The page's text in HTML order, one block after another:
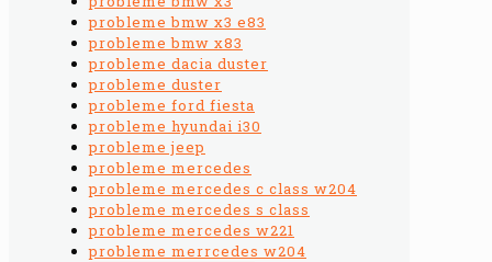
probleme bmw x3 e83
probleme bmw x83
probleme dacia duster
probleme duster
probleme ford fiesta
probleme hyundai i30
probleme jeep
probleme mercedes
probleme mercedes c class w204
probleme mercedes s class
probleme mercedes w221
probleme merrcedes w204